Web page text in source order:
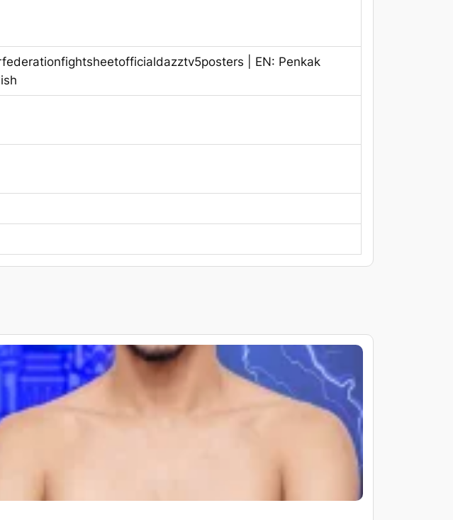
| EN: Penkak